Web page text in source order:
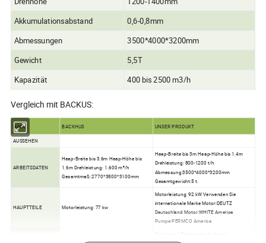
Akkumulationsabstand 0,6-0,8mm
Abmessungen 3500*4000*3200mm
Gewicht
5,5T
Kapazität
400 bis 2500 m3/h
Vergleich mit BACKUS:
NAME BACKHUS UNSER PRODUKT
AUSSEHEN
ARBEITSDATEN
Heap-Breite bis 3,6m Heap-Höhe bis
1,6m Drehleistung: 1.600 m³/h
Gesamtmaß: 2770*3800*3100mm
Heap-Breite bis 3m Heap-Höhe bis 1,4m
Drehleistung: 800-1200 t/h
Abmessung:3500*4000*3200mm
Gesamtgewicht:5 t.
HAUPTTEILE Motorleistung: 77 kw
Motorleistung: 92 kW Verwenden Sie
internationale Marke Motor:DEUTZ
Deutschland Motor:WHITE America
Pumpe:PERMCO America